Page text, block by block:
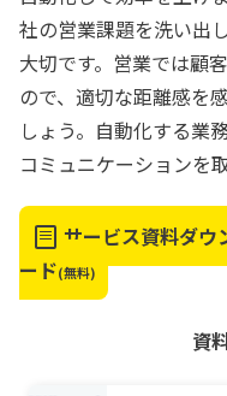
社の営業課題を洗い出
大切です。営業では顧
ので、適切な距離感を
しょう。自動化する業
コミュニケーションを
サービス資料ダウ
ード(無料)
資